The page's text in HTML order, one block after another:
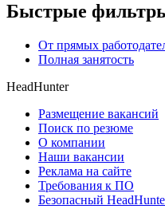
Быстрые
От прямых
Полная занятость
HeadHunter
Размещение вакансий
Поиск по резюме
О компании
Наши вакансии
Реклама на сайте
Требования к ПО
Безопасный